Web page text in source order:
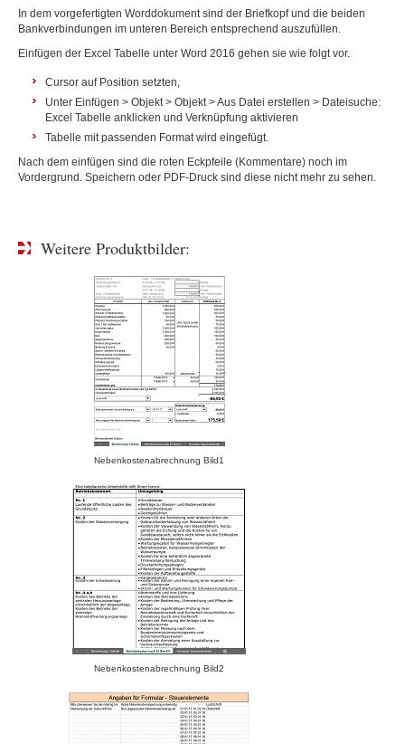
In dem vorgefertigten Worddokument sind der Briefkopf und die beiden
Bankverbindungen im unteren Bereich entsprechend auszufüllen.
Einfügen der Excel Tabelle unter Word 2016 gehen sie wie folgt vor.
Cursor auf Position setzten,
Unter Einfügen > Objekt > Objekt > Aus Datei erstellen > Dateisuche:
Excel Tabelle anklicken und Verknüpfung aktivieren
Tabelle mit passenden Format wird eingefügt.
Nach dem einfügen sind die roten Eckpfeile (Kommentare) noch im
Vordergrund. Speichern oder PDF-Druck sind diese nicht mehr zu sehen.
Weitere Produktbilder:
Nebenkostenabrechnung Bild1
Nebenkostenabrechnung Bild2